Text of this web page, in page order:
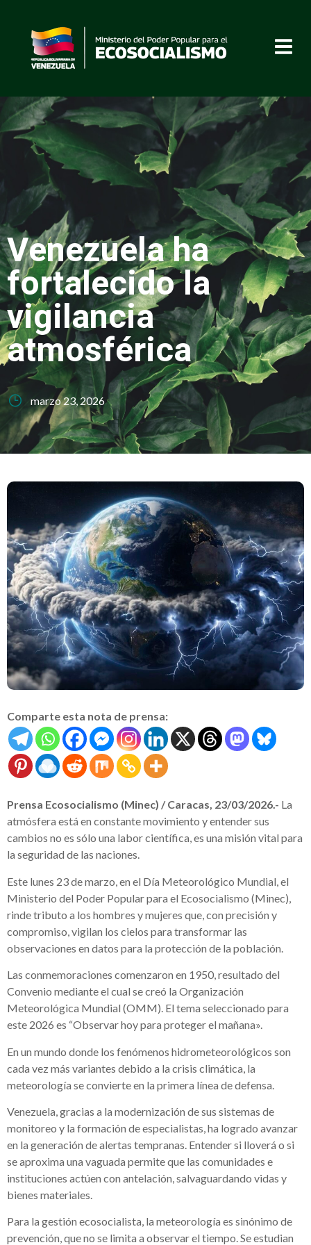
Venezuela ha
fortalecido la
vigilancia
atmosférica
marzo 23, 2026
Comparte esta nota de prensa:
Prensa Ecosocialismo (Minec) / Caracas, 23/03/2026.- La
atmósfera está en constante movimiento y entender sus
cambios no es sólo una labor científica, es una misión vital para
la seguridad de las naciones.
Este lunes 23 de marzo, en el Día Meteorológico Mundial, el
Ministerio del Poder Popular para el Ecosocialismo (Minec),
rinde tributo a los hombres y mujeres que, con precisión y
compromiso, vigilan los cielos para transformar las
observaciones en datos para la protección de la población.
Las conmemoraciones comenzaron en 1950, resultado del
Convenio mediante el cual se creó la Organización
Meteorológica Mundial (OMM). El tema seleccionado para
este 2026 es “Observar hoy para proteger el mañana».
En un mundo donde los fenómenos hidrometeorológicos son
cada vez más variantes debido a la crisis climática, la
meteorología se convierte en la primera línea de defensa.
Venezuela, gracias a la modernización de sus sistemas de
monitoreo y la formación de especialistas, ha logrado avanzar
en la generación de alertas tempranas. Entender si lloverá o si
se aproxima una vaguada permite que las comunidades e
instituciones actúen con antelación, salvaguardando vidas y
bienes materiales.
Para la gestión ecosocialista, la meteorología es sinónimo de
prevención, que no se limita a observar el tiempo. Se estudian